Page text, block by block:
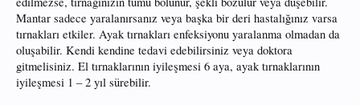
Mantar sadece yaralanırsanız veya başka bir deri hastalığınız varsa
tırnakları etkiler. Ayak tırnakları enfeksiyonu yaralanma olmadan da
oluşabilir. Kendi kendine tedavi edebilirsiniz veya doktora
gitmelisiniz. El tırnaklarının iyileşmesi 6 aya, ayak tırnaklarının
iyileşmesi 1 – 2 yıl sürebilir.